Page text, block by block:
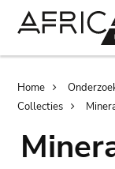
Home
Collecties